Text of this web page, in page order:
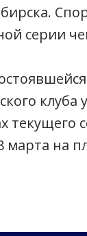
серии
марта на